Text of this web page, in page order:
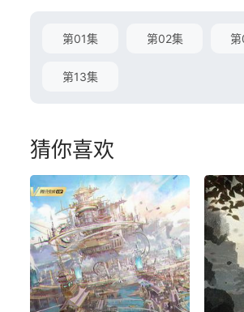
第01集 第02集
第13集
猜你喜欢